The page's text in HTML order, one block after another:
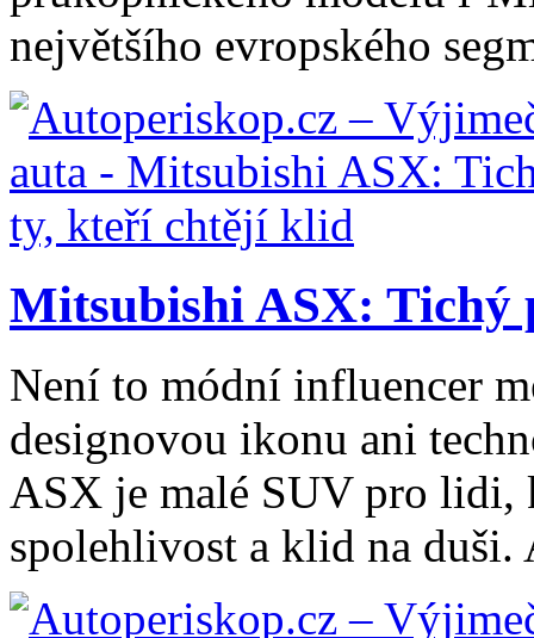
největšího evropského
Mitsubishi ASX: Tichý
Není to módní influencer
designovou ikonu ani
ASX je malé SUV pro
spolehlivost a klid na duši.